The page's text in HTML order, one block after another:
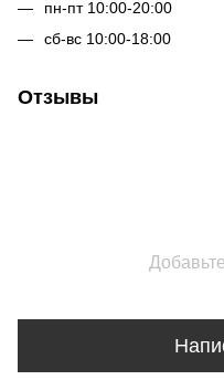
пн-пт 10:00-20:00
сб-вс 10:00-18:00
Отзывы